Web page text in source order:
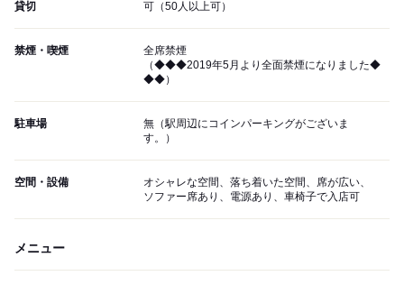
貸切 可（50人以上可）
禁煙・喫煙
全席禁煙
（◆◆◆2019年5月より全面禁煙になりました◆
◆◆）
駐車場
無（駅周辺にコインパーキングがございま
す。）
空間・設備
オシャレな空間、落ち着いた空間、席が広い、
ソファー席あり、電源あり、車椅子で入店可
メニュー